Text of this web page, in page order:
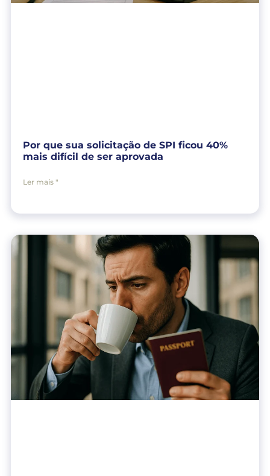
Por que sua solicitação de SPI ficou 40%
mais difícil de ser aprovada
Ler mais "